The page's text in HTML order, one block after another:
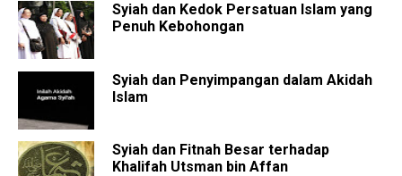
Syiah dan Kedok Persatuan Islam yang
Penuh Kebohongan
Syiah dan Penyimpangan dalam Akidah
Islam
Syiah dan Fitnah Besar terhadap
Khalifah Utsman bin Affan